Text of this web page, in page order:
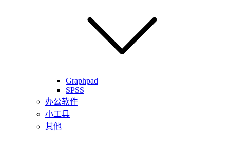
Graphpad
SPSS
办公软件
小工具
其他